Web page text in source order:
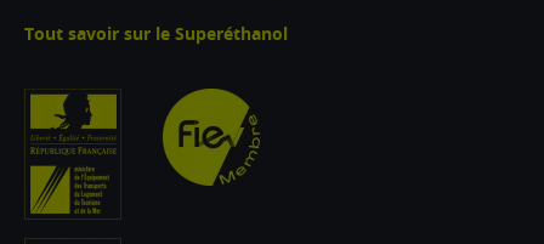
Tout savoir sur le Superéthanol